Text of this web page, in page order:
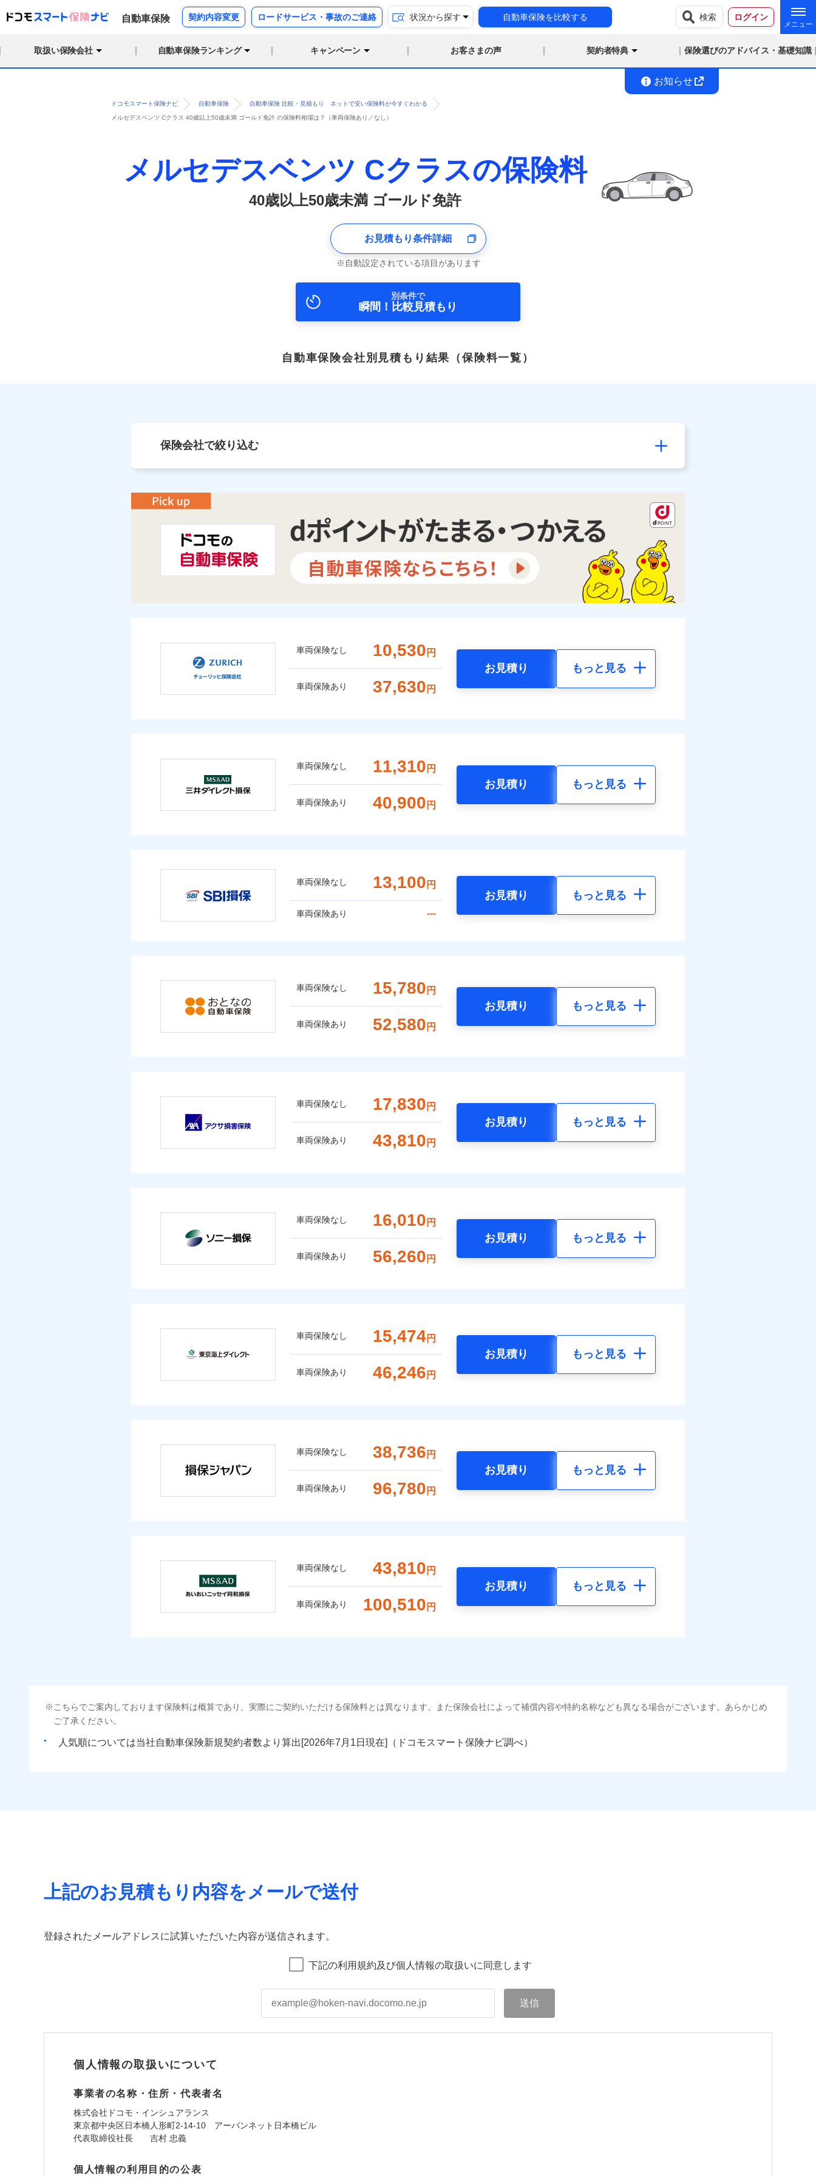
自動車保険 契約内容変更 ロードサービス・事故のご連絡 状況から探す 自動車保険を比較する 検索 ログイン
取扱い保険会社 自動車保険ランキング キャンペーン お客さまの声 契約者特典 保険選びのアドバイス・基礎知識
お知らせ
ドコモスマート保険ナビ 自動車保険 自動車保険 比較・見積もり ネットで安い保険料が今すぐわかる
メルセデスベンツ Cクラス 40歳以上50歳未満 ゴールド免許 の保険料相場は？（車両保険あり／なし）
メルセデスベンツ Cクラスの保険料
40歳以上50歳未満 ゴールド免許
お見積もり条件詳細
自動設定されている項目があります
別条件で
瞬間！比較見積もり
自動車保険会社別見積もり結果 （保険料一覧）
保険会社で絞り込む
車両保険なし 10,530 円
車両保険あり 37,630 円
お見積り もっと見る
車両保険なし 11,310 円
車両保険あり 40,900 円
お見積り もっと見る
車両保険なし 13,100 円
車両保険あり ---
お見積り もっと見る
車両保険なし 15,780 円
車両保険あり 52,580 円
お見積り もっと見る
車両保険なし 17,830 円
車両保険あり 43,810 円
お見積り もっと見る
車両保険なし 16,010 円
車両保険あり 56,260 円
お見積り もっと見る
車両保険なし 15,474円
車両保険あり 46,246 円
お見積り もっと見る
車両保険なし 38,736 円
車両保険あり 96,780 円
お見積り もっと見る
車両保険なし 43,810 円
車両保険あり 100,510 円
お見積り もっと見る
こちらでご案内しております保険料は概算であり、実際にご契約いただける保険料とは異なります。また保険会社によって補償内容や特約名称なども異なる場合がございます。あらかじめ
ご了承ください。
人気順については当社 新規契約者数より算出[ 年 月 日現在]（ドコモスマート保険ナビ調べ）
上記のお見積もり内容をメールで送付
登録されたメールアドレスに試算いただいた内容が送信されます。
下記の利用規約及び個人情報の取扱いに同意します
個人情報の取扱いについて
事業者の名称・住所・代表者名
株式会社ドコモ・インシュアランス
東京都中央区日本橋人形町2-14-10 アーバンネット日本橋ビル
代表取締役社長 吉村 忠義
個人情報の利用目的の公表